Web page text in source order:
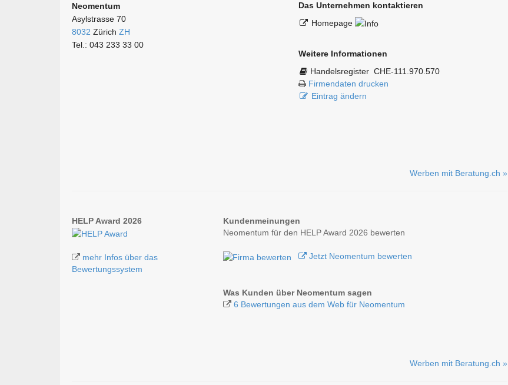
Neomentum
Asylstrasse 70
8032 Zürich ZH
Tel.: 043 233 33 00
Das Unternehmen kontaktieren
Homepage
Weitere Informationen
Handelsregister CHE-111.970.570
Firmendaten drucken
Eintrag ändern
Werben mit Beratung.ch »
HELP Award 2026
mehr Infos über das
Bewertungssystem
Kundenmeinungen
Neomentum für den HELP Award 2026 bewerten
Jetzt Neomentum bewerten
Was Kunden über Neomentum sagen
6 Bewertungen aus dem Web für Neomentum
Werben mit Beratung.ch »